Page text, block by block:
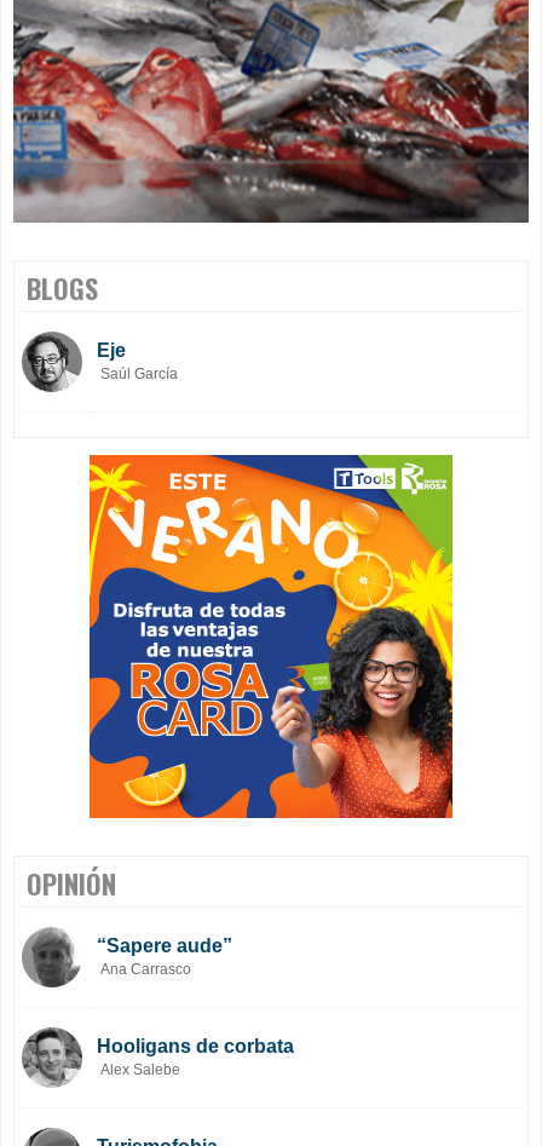
BLOGS
Eje
Saúl García
OPINIÓN
“Sapere aude”
Ana Carrasco
Hooligans de corbata
Alex Salebe